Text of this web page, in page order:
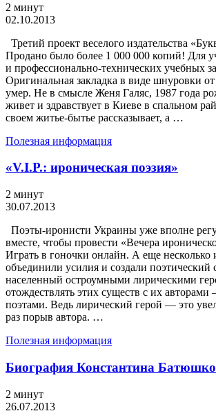
2 минут
02.10.2013
Третий проект веселого издательства
Продано было более 1 000 000 копий! Для
и профессионально-технических учебных
Оригинальная закладка в виде шнуровки
умер. Не в смысле Женя Галяс, 1987 года
живет и здравствует в Киеве в спальном
своем житье-бытье рассказывает, а …
Полезная информация
«V.I.P.: ироническая поэзия»
2 минут
30.07.2013
Поэты-иронисти Украины уже вполне
вместе, чтобы провести «Вечера
Играть в гоночки онлайн. А еще несколько
объединили усилия и создали поэтический
населенный остроумными лирическими
отождествлять этих существ с их
поэтами. Ведь лирический герой — это
раз порыв автора. …
Полезная информация
Биография Константина
2 минут
26.07.2013